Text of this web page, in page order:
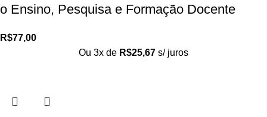
o Ensino, Pesquisa e Formação Docente
R$77,00
Ou 3x de R$25,67 s/ juros